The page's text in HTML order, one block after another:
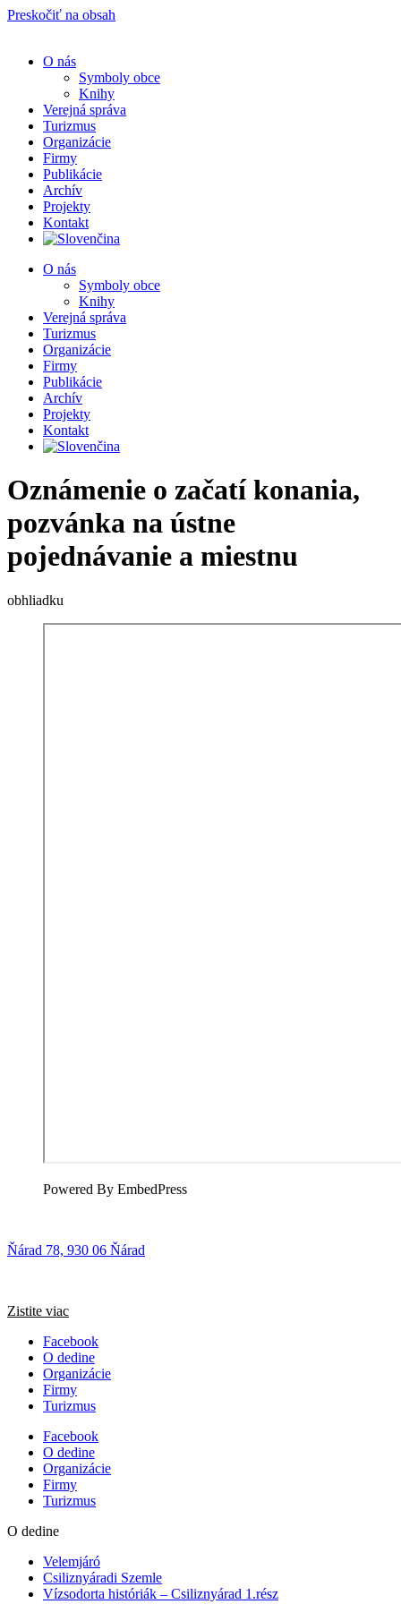
Preskočiť na obsah
O nás
Symboly obce
Knihy
Verejná správa
Turizmus
Organizácie
Firmy
Publikácie
Archív
Projekty
Kontakt
O nás
Symboly obce
Knihy
Verejná správa
Turizmus
Organizácie
Firmy
Publikácie
Archív
Projekty
Kontakt
Oznámenie o začatí konania,
pozvánka na ústne
pojednávanie a miestnu
obhliadku
Powered By EmbedPress
Ňárad 78, 930 06 Ňárad
Zistite viac
Facebook
O dedine
Organizácie
Firmy
Turizmus
Facebook
O dedine
Organizácie
Firmy
Turizmus
O dedine
Velemjáró
Csiliznyáradi Szemle
Vízsodorta históriák – Csiliznyárad 1.rész